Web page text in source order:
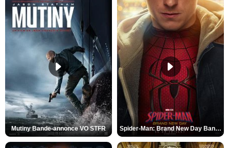
Mutiny Bande-annonce VO STFR Spider-Man: Brand New Day Bande-annonce VO STFR